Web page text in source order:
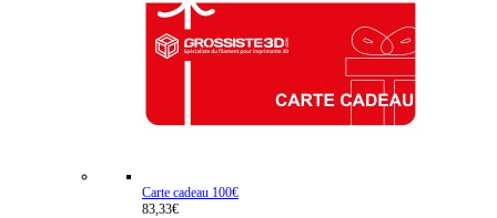
Carte cadeau 100€
83,33€